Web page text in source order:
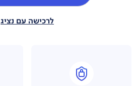
לרכישה עם נציג